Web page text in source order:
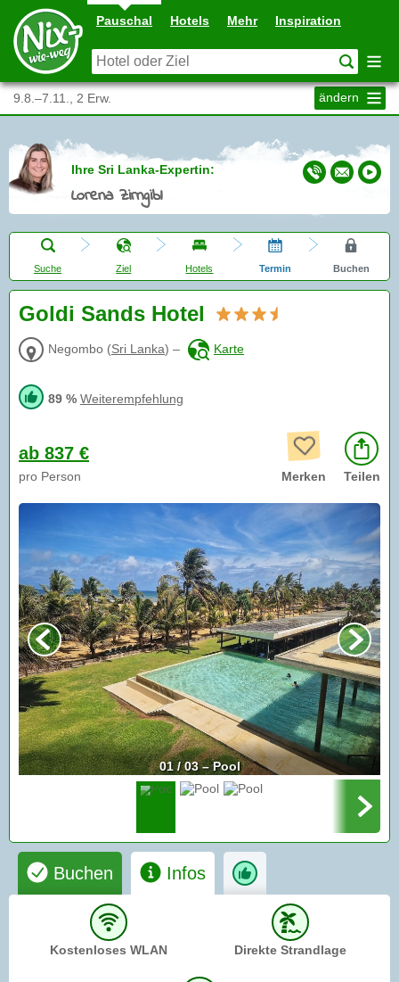
Pauschal Hotels Mehr Inspiration
9.8.–7.11., 2 Erw. ändern
Ihre Sri Lanka-Expertin:
Lorena Zirngibl
Suche Ziel Hotels Termin Buchen
Goldi Sands Hotel
Negombo (Sri Lanka) – Karte
89 % Weiterempfehlung
ab 837 €
pro Person Merken Teilen
01 / 03 – Pool
Buchen Infos
Kostenloses WLAN Direkte Strandlage